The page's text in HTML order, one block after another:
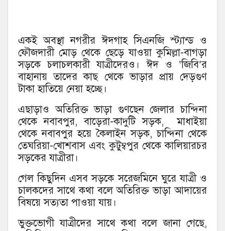
একই অবস্থা নগরীর ঈদগাহ সিএনজি স্ট্যান্ড ও
ফৌজদারী মোড় থেকে ছেড়ে যাওয়া কুমিল্লা-বাগড়া
সড়কে চলাচলকারী যাত্রীদেরও। ঈদ ও ‘জিবি’র
বাহানায় তাদের কাছ থেকে ভাড়ার প্রায় দেড়গুণ
টাকা হাতিয়ে নেয়া হচ্ছে।
এছাড়াও অতিরিক্ত ভাড়া গুণছেন জেলার চান্দিনা
থেকে নবাবপুর, বাড়েরা-কাদুটি সড়ক, মাধাইয়া
থেকে নবাবপুর হয়ে কৈলাইন সড়ক, চান্দিনা থেকে
তেঘরিয়া-খোশবাস এবং কুটুম্বপুর থেকে কালিয়ারচর
সড়কের যাত্রীরা।
গেল কিছুদিন এসব সড়কে সরেজমিনে ঘুরে যাত্রী ও
চালকদের সাথে কথা বলে অতিরিক্ত ভাড়া আদায়ের
বিষয়ে সত্যতা পাওয়া যায়।
ভুক্তভোগী যাত্রীদের সাথে কথা বলে জানা গেছে,